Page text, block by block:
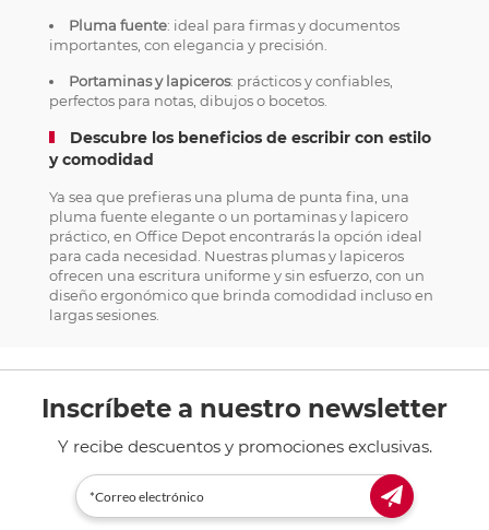
Pluma fuente: ideal para firmas y documentos
importantes, con elegancia y precisión.
Portaminas y lapiceros: prácticos y confiables,
perfectos para notas, dibujos o bocetos.
Descubre los beneficios de escribir con estilo
y comodidad
Ya sea que prefieras una pluma de punta fina, una
pluma fuente elegante o un portaminas y lapicero
práctico, en Office Depot encontrarás la opción ideal
para cada necesidad. Nuestras plumas y lapiceros
ofrecen una escritura uniforme y sin esfuerzo, con un
diseño ergonómico que brinda comodidad incluso en
largas sesiones.
Inscríbete a nuestro newsletter
Y recibe descuentos y promociones exclusivas.